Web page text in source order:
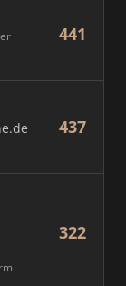
441
437
322